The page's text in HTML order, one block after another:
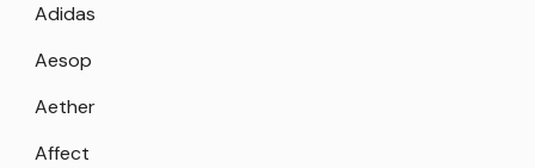
Adidas
Aesop
Aether
Affect